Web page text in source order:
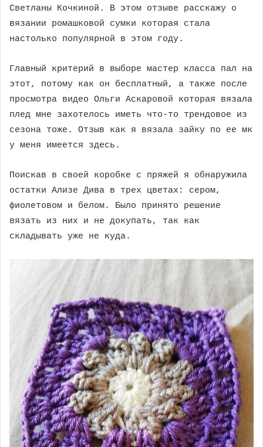
Светланы Кочкиной. В этом отзыве расскажу о
вязании ромашковой сумки которая стала
настолько популярной в этом году.
Главный критерий в выборе мастер класса пал на
этот, потому как он бесплатный, а также после
просмотра видео Ольги Аскаровой которая вязала
плед мне захотелось иметь что-то трендовое из
сезона тоже. Отзыв как я вязала зайку по ее мк
у меня имеется здесь.
Поискав в своей коробке с пряжей я обнаружила
остатки Ализе Дива в трех цветах: сером,
фиолетовом и белом. Было принято решение
вязать из них и не докупать, так как
складывать уже не куда.